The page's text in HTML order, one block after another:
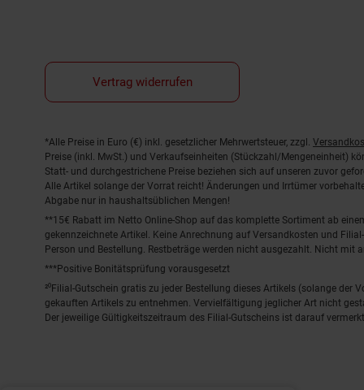
Vertrag widerrufen
Fußnoten
*Alle Preise in Euro (€) inkl. gesetzlicher Mehrwertsteuer, zzgl.
Preise (inkl. MwSt.) und Verkaufseinheiten (Stückzahl/Mengeneinheit)
Statt- und durchgestrichene Preise beziehen sich auf unseren zuvor
Alle Artikel solange der Vorrat reicht! Änderungen und Irrtümer
Abgabe nur in haushaltsüblichen Mengen!
**15€ Rabatt im Netto Online-Shop auf das komplette Sortiment ab
gekennzeichnete Artikel. Keine Anrechnung auf Versandkosten und
Person und Bestellung. Restbeträge werden nicht ausgezahlt. Nicht mit
***Positive Bonitätsprüfung vorausgesetzt
²⁰Filial-Gutschein gratis zu jeder Bestellung dieses Artikels (solange
gekauften Artikels zu entnehmen. Vervielfältigung jeglicher Art nicht
Der jeweilige Gültigkeitszeitraum des Filial-Gutscheins ist darauf vermerkt.